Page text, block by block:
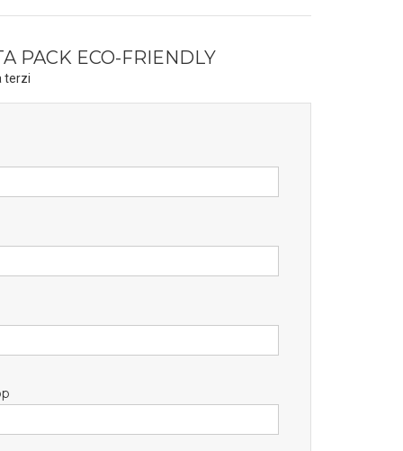
PACK ECO-FRIENDLY
terzi